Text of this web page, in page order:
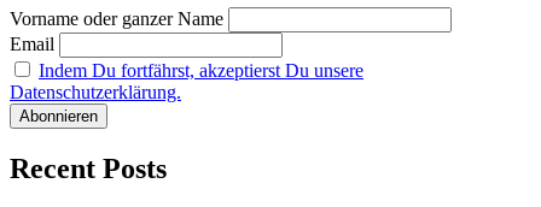
Vorname oder ganzer Name
Email
Indem Du fortfährst, akzeptierst Du unsere
Datenschutzerklärung.
Recent Posts